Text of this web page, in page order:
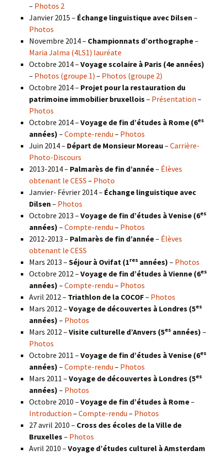
– Photos 2
Janvier 2015 – Échange linguistique avec Dilsen –
Photos
Novembre 2014 – Championnats d’orthographe–
Maria Jalma (4LS1) lauréate
Octobre 2014 – Voyage scolaire à Paris (4e années)
– Photos (groupe 1) – Photos (groupe 2)
Octobre 2014 – Projet pour la restauration du
patrimoine immobilier bruxellois – Présentation –
Photos
Octobre 2014 – Voyage de fin d’études à Rome (6es
années) – Compte-rendu – Photos
Juin 2014 – Départ de Monsieur Moreau – Carrière-
Photo-Discours
2013-2014 – Palmarès de fin d’année– Élèves
obtenant le CESS – Photo
Janvier- Février 2014 – Échange linguistique avec
Dilsen – Photos
Octobre 2013 – Voyage de fin d’études à Venise (6es
années) – Compte-rendu – Photos
2012-2013 – Palmarès de fin d’année– Élèves
obtenant le CESS
Mars 2013 – Séjour à Ovifat (1res années) – Photos
Octobre 2012 – Voyage de fin d’études à Vienne (6es
années) – Compte-rendu – Photos
Avril 2012 – Triathlon de la COCOF– Photos
Mars 2012 – Voyage de découvertes à Londres (5es
années) – Photos
Mars 2012 – Visite culturelle d’Anvers (5es années) –
Photos
Octobre 2011 – Voyage de fin d’études à Venise (6es
années) – Compte-rendu – Photos
Mars 2011 – Voyage de découvertes à Londres (5es
années) – Photos
Octobre 2010 – Voyage de fin d’études à Rome–
Introduction – Compte-rendu – Photos
27 avril 2010 – Cross des écoles de la Ville de
Bruxelles – Photos
Avril 2010 – Voyage d’études culturel à Amsterdam